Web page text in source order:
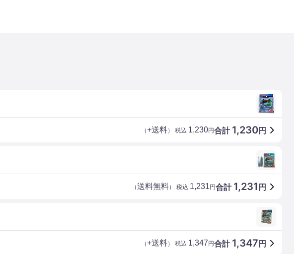
合計 1,230円
（+送料） 税込 1,230円
合計 1,231 円
（送料無料） 税込 1,231円
合計 1,347 円
（+送料） 税込 1,347円